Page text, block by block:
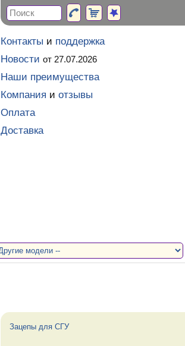
Зацепы для СГУ
Контакты и поддержка
Новости от 27.07.2026
Наши преимущества
Компания и отзывы
Оплата
Доставка